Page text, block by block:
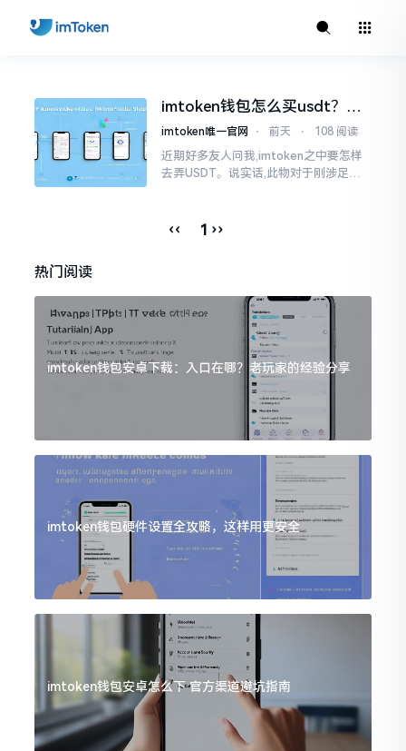
imtoken钱包怎么买usdt？老
手教你简单三步搞定
imtoken唯一官网 ⋅ 前天 ⋅ 108 阅读
近期好多友人问我,imtoken之中要怎样
去弄USDT。说实话,此物对于刚涉足币
‹‹ 1 ››
热门阅读
imtoken钱包安卓下载：入口在哪？老玩家的经验分享
imtoken钱包硬件设置全攻略，这样用更安全
imtoken钱包安卓怎么下 官方渠道避坑指南